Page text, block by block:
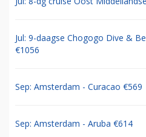
Jul: 9-daagse Chogogo Dive &
€1056
Sep: Amsterdam - Curacao €569
Sep: Amsterdam - Aruba €614